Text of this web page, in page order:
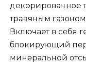
декорированное
травяным
Включает в себя
блокирующий
минеральной